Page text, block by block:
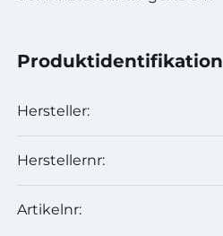
Produktidentifikation
Hersteller:
Herstellernr:
Artikelnr: